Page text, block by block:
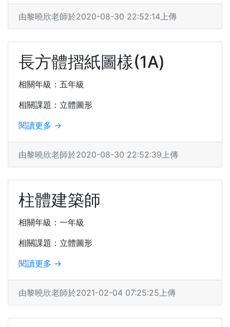
由黎曉欣老師於2020-08-30 22:52:14上傳
長方體摺紙圖樣(1A)
相關年級：五年級
相關課題：立體圖形
閱讀更多 →
由黎曉欣老師於2020-08-30 22:52:39上傳
柱體建築師
相關年級：一年級
相關課題：立體圖形
閱讀更多 →
由黎曉欣老師於2021-02-04 07:25:25上傳